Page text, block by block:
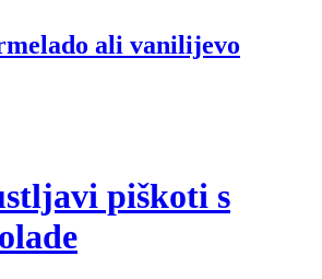
ali vanilijevo
piškoti s